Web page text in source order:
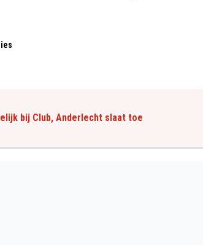
bij Club, Anderlecht slaat toe